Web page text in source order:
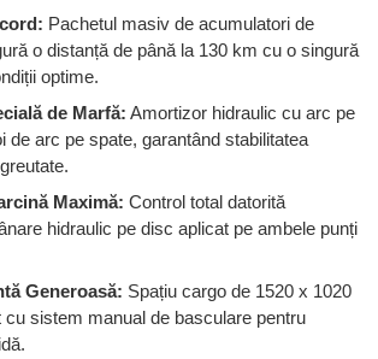
Pachetul masiv de acumulatori de
o distanță de până la 130 km cu o singură
optime.
de Marfă: Amortizor hidraulic cu arc pe
de arc pe spate, garantând stabilitatea
Maximă: Control total datorită
hidraulic pe disc aplicat pe ambele punți
Generoasă: Spațiu cargo de 1520 x 1020
sistem manual de basculare pentru